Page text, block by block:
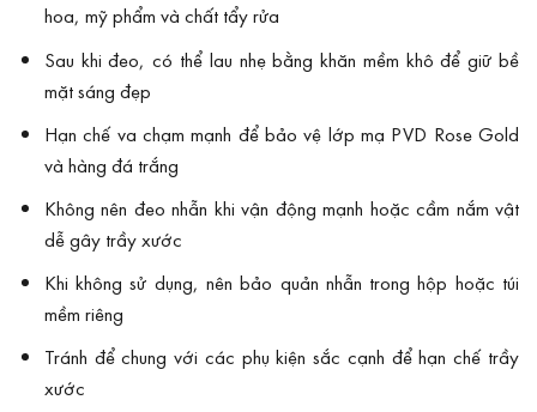
hoa, mỹ phẩm và chất tẩy rửa
Sau khi đeo, có thể lau nhẹ bằng khăn mềm khô để giữ bề
mặt sáng đẹp
Hạn chế va chạm mạnh để bảo vệ lớp mạ PVD Rose Gold
và hàng đá trắng
Không nên đeo nhẫn khi vận động mạnh hoặc cầm nắm vật
dễ gây trầy xước
Khi không sử dụng, nên bảo quản nhẫn trong hộp hoặc túi
mềm riêng
Tránh để chung với các phụ kiện sắc cạnh để hạn chế trầy
xước